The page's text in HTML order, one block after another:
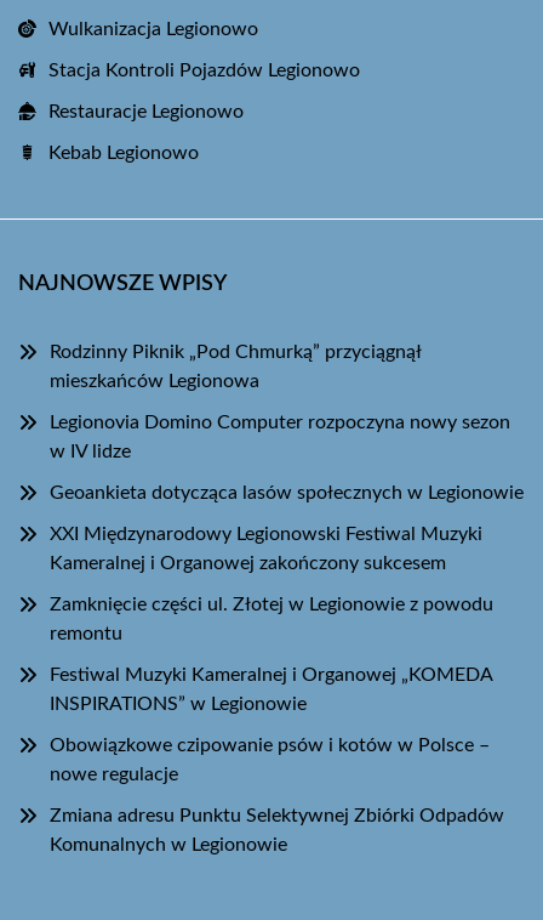
Wulkanizacja Legionowo
Stacja Kontroli Pojazdów Legionowo
Restauracje Legionowo
Kebab Legionowo
NAJNOWSZE WPISY
Rodzinny Piknik „Pod Chmurką” przyciągnął
mieszkańców Legionowa
Legionovia Domino Computer rozpoczyna nowy sezon
w IV lidze
Geoankieta dotycząca lasów społecznych w Legionowie
XXI Międzynarodowy Legionowski Festiwal Muzyki
Kameralnej i Organowej zakończony sukcesem
Zamknięcie części ul. Złotej w Legionowie z powodu
remontu
Festiwal Muzyki Kameralnej i Organowej „KOMEDA
INSPIRATIONS” w Legionowie
Obowiązkowe czipowanie psów i kotów w Polsce –
nowe regulacje
Zmiana adresu Punktu Selektywnej Zbiórki Odpadów
Komunalnych w Legionowie